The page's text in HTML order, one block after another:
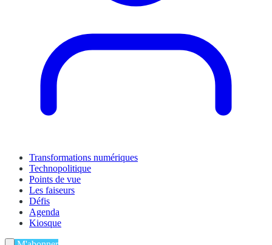
Transformations numériques
Technopolitique
Points de vue
Les faiseurs
Défis
Agenda
Kiosque